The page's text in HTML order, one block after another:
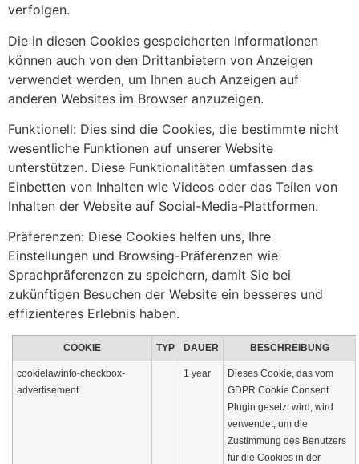
verfolgen.
Die in diesen Cookies gespeicherten Informationen
können auch von den Drittanbietern von Anzeigen
verwendet werden, um Ihnen auch Anzeigen auf
anderen Websites im Browser anzuzeigen.
Funktionell: Dies sind die Cookies, die bestimmte nicht
wesentliche Funktionen auf unserer Website
unterstützen. Diese Funktionalitäten umfassen das
Einbetten von Inhalten wie Videos oder das Teilen von
Inhalten der Website auf Social-Media-Plattformen.
Präferenzen: Diese Cookies helfen uns, Ihre
Einstellungen und Browsing-Präferenzen wie
Sprachpräferenzen zu speichern, damit Sie bei
zukünftigen Besuchen der Website ein besseres und
effizienteres Erlebnis haben.
COOKIE TYP DAUER BESCHREIBUNG
cookielawinfo-checkbox-
advertisement
1 year
Dieses Cookie, das vom
GDPR Cookie Consent
Plugin gesetzt wird, wird
verwendet, um die
Zustimmung des Benutzers
für die Cookies in der